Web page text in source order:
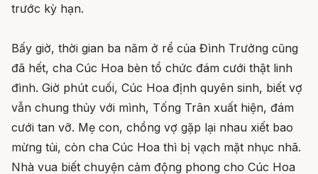
trước kỳ hạn.
Bấy giờ, thời gian ba năm ở rể của Đình Trưởng cũng
đã hết, cha Cúc Hoa bèn tổ chức đám cưới thật linh
đình. Giờ phút cuối, Cúc Hoa định quyên sinh, biết vợ
vẫn chung thủy với mình, Tống Trân xuất hiện, đám
cưới tan vỡ. Mẹ con, chồng vợ gặp lại nhau xiết bao
mừng tủi, còn cha Cúc Hoa thì bị vạch mặt nhục nhã.
Nhà vua biết chuyện cảm động phong cho Cúc Hoa